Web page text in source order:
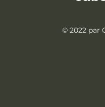
© 2022 par